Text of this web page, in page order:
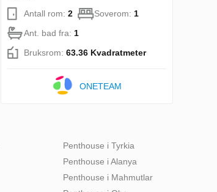
Antall rom: 2 Soverom: 1
Ant. bad fra: 1
Bruksrom: 63.36 Kvadratmeter
ONETEAM
Penthouse i Tyrkia
Penthouse i Alanya
Penthouse i Mahmutlar